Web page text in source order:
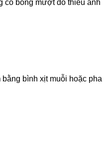
có bóng mượt do thiếu ánh
bình xịt muỗi hoặc pha